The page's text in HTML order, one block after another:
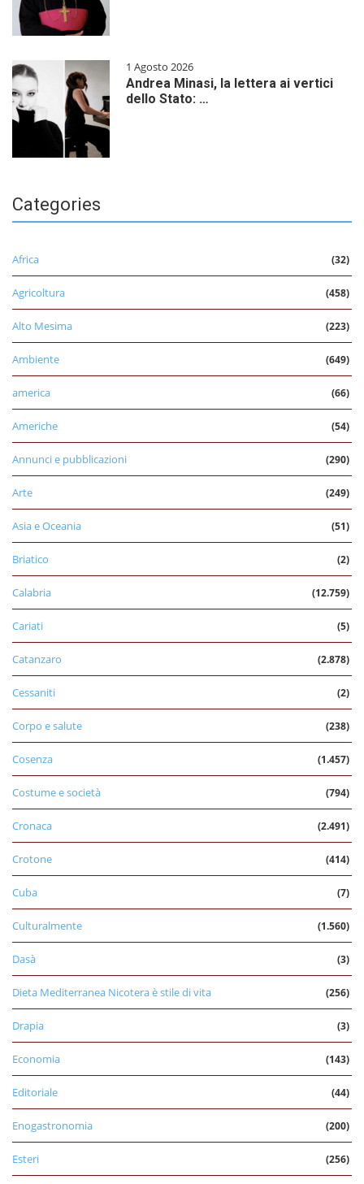
1 Agosto 2026
Andrea Minasi, la lettera ai vertici
dello Stato: …
Categories
Africa (32)
Agricoltura (458)
Alto Mesima (223)
Ambiente (649)
america (66)
Americhe (54)
Annunci e pubblicazioni (290)
Arte (249)
Asia e Oceania (51)
Briatico (2)
Calabria (12.759)
Cariati (5)
Catanzaro (2.878)
Cessaniti (2)
Corpo e salute (238)
Cosenza (1.457)
Costume e società (794)
Cronaca (2.491)
Crotone (414)
Cuba (7)
Culturalmente (1.560)
Dasà (3)
Dieta Mediterranea Nicotera è stile di vita (256)
Drapia (3)
Economia (143)
Editoriale (44)
Enogastronomia (200)
Esteri (256)